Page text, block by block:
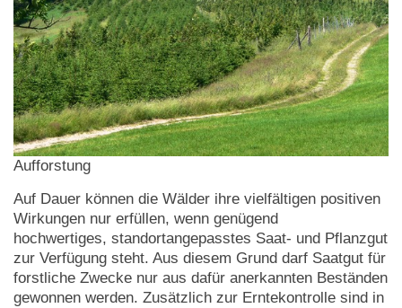
Aufforstung
Auf Dauer können die Wälder ihre vielfältigen positiven
Wirkungen nur erfüllen, wenn genügend
hochwertiges, standortangepasstes Saat- und Pflanzgut
zur Verfügung steht. Aus diesem Grund darf Saatgut für
forstliche Zwecke nur aus dafür anerkannten Beständen
gewonnen werden. Zusätzlich zur Erntekontrolle sind in